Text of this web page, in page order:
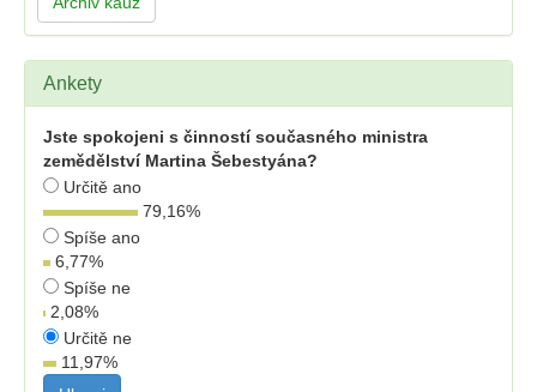
Ankety
Jste spokojeni s činností současného ministra
zemědělství Martina Šebestyána?
Určitě ano
79,16%
Spíše ano
6,77%
Spíše ne
2,08%
Určitě ne
11,97%